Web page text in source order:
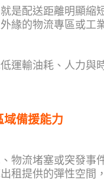
是配送距離明顯縮
緣的物流專區或工
運輸油耗、人力與
域備援能力
物流堵塞或突發事
租提供的彈性空間